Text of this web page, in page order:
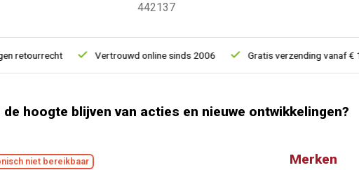
442137
Vertrouwd online sinds 2006 Gratis verzending vanaf € 150
de hoogte blijven van acties en nieuwe ontwikkelingen?
niet bereikbaar Merken